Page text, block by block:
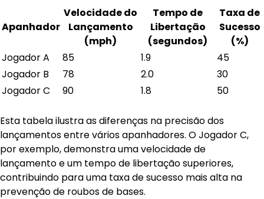
Apanhador
Velocidade do
Lançamento
(mph)
Tempo de
Libertação
(segundos)
Taxa de
Sucesso
(%)
Jogador A
85 1.9
45
Jogador B
78 2.0
30
Jogador C
90 1.8 50
Esta tabela ilustra as diferenças na precisão dos
lançamentos entre vários apanhadores. O Jogador C,
por exemplo, demonstra uma velocidade de
lançamento e um tempo de libertação superiores,
contribuindo para uma taxa de sucesso mais alta na
prevenção de roubos de bases.